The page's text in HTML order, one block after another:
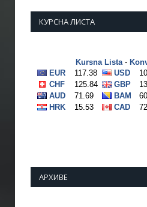
КУРСНА ЛИСТА
АРХИВЕ